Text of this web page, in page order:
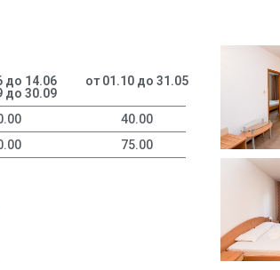
до 14.06
до 30.09
от 01.10 до 31.05
40.00
75.00